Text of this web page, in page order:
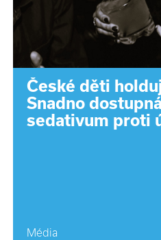
České děti
Snadno
sedativum proti
Média